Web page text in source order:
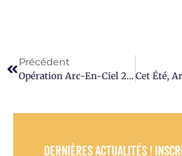
Précédent
Opération Arc-En-Ciel 2026 : Une Édition Exceptionnelle Portée Par Une Solidarité Sans Faille
Dernières actualités !